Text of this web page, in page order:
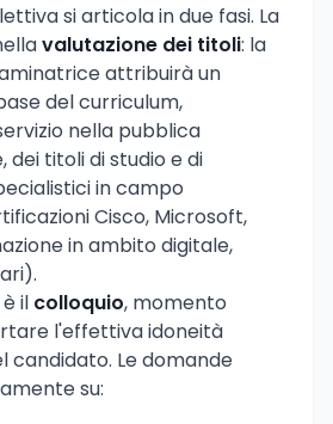
si articola in due fasi. La
valutazione dei titoli: la
attribuirà un
del curriculum,
nella pubblica
dei titoli di studio e di
in campo
Cisco, Microsoft,
in ambito digitale,
il colloquio, momento
l'effettiva idoneità
candidato. Le domande
su: